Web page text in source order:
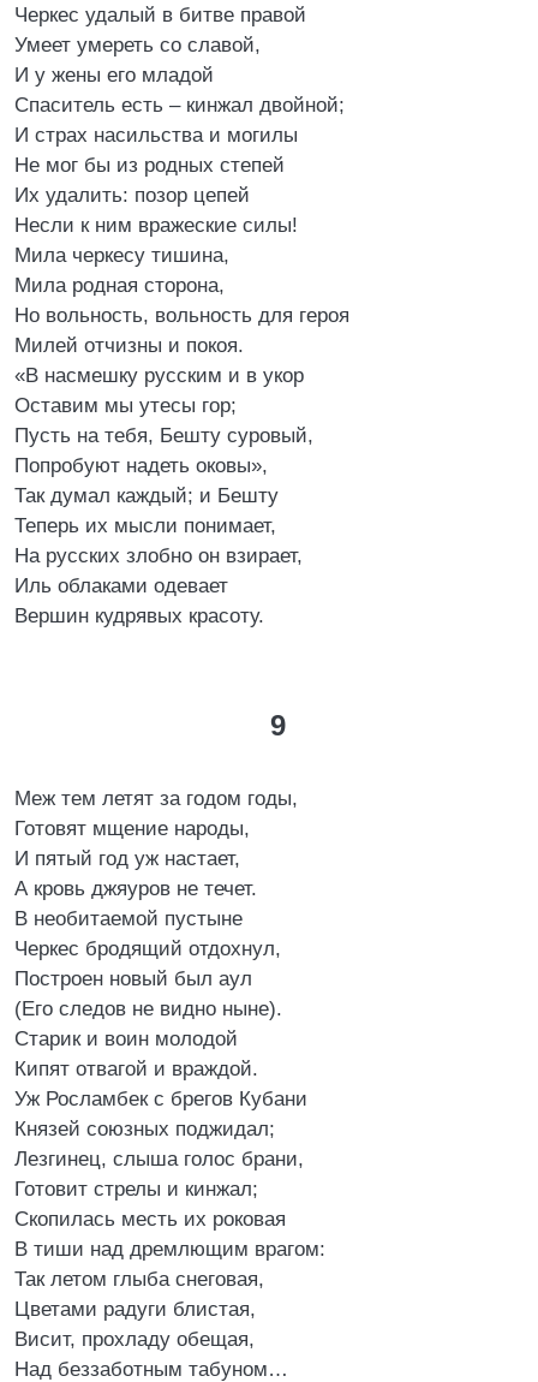
Черкес удалый в битве правой
Умеет умереть со славой,
И у жены его младой
Спаситель есть – кинжал двойной;
И страх насильства и могилы
Не мог бы из родных степей
Их удалить: позор цепей
Несли к ним вражеские силы!
Мила черкесу тишина,
Мила родная сторона,
Но вольность, вольность для героя
Милей отчизны и покоя.
«В насмешку русским и в укор
Оставим мы утесы гор;
Пусть на тебя, Бешту суровый,
Попробуют надеть оковы»,
Так думал каждый; и Бешту
Теперь их мысли понимает,
На русских злобно он взирает,
Иль облаками одевает
Вершин кудрявых красоту.
9
Меж тем летят за годом годы,
Готовят мщение народы,
И пятый год уж настает,
А кровь джяуров не течет.
В необитаемой пустыне
Черкес бродящий отдохнул,
Построен новый был аул
(Его следов не видно ныне).
Старик и воин молодой
Кипят отвагой и враждой.
Уж Росламбек с брегов Кубани
Князей союзных поджидал;
Лезгинец, слыша голос брани,
Готовит стрелы и кинжал;
Скопилась месть их роковая
В тиши над дремлющим врагом:
Так летом глыба снеговая,
Цветами радуги блистая,
Висит, прохладу обещая,
Над беззаботным табуном…